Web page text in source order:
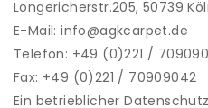
Longericherstr.205, 50739
E-Mail: info@agkcarpet.de
Telefon: +49 (0)221 /
Fax: +49 (0)221 / 70909042
Ein betrieblicher